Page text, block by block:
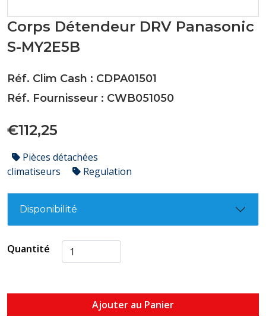
Corps Détendeur DRV Panasonic
S-MY2E5B
Réf. Clim Cash : CDPA01501
Réf. Fournisseur : CWB051050
€112,25
Pièces détachées
climatiseurs
Regulation
Disponibilité
Quantité
Ajouter au Panier